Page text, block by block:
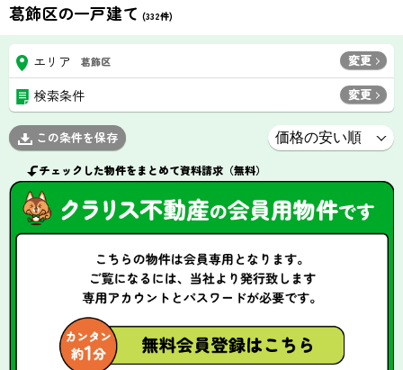
葛飾区の一戸建て (332件)
エリア 葛飾区 変更
検索条件 変更
この条件を保存
チェックした物件をまとめて資料請求（無料）